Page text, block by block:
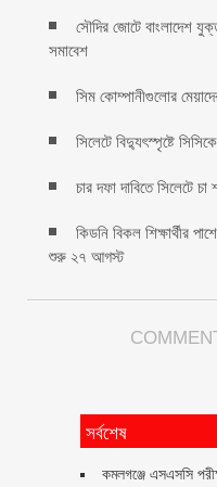
সৌদির জোটে বাংলাদেশ
সমাবেশ
সিম কোম্পানীগুলোর
সিলেটে বিদ্যুৎস্পৃষ্টে
চার দফা দাবিতে সিলেটে
কিডনি বিকল শিক্ষার্থীর
শুরু ২৭ আগস্ট
সর্বশেষ
কমলগঞ্জে এসএসসি